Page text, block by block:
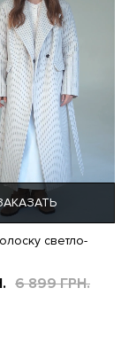
светло-
6 899 ГРН.